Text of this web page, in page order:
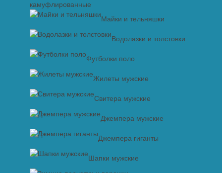
камуфлированные
Майки и тельняшки
Водолазки и толстовки
Футболки поло
Жилеты мужские
Свитера мужские
Джемпера мужские
Джемпера гиганты
Шапки мужские